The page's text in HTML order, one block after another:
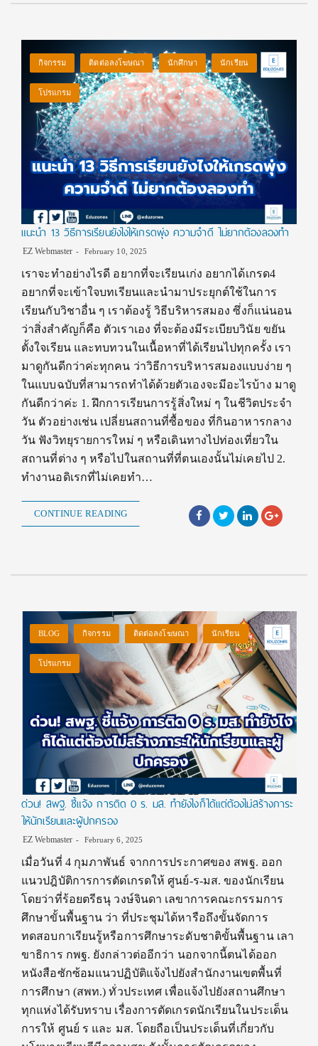
กิจกรรม ติดต่อลงโฆษณา นักศึกษา นักเรียน
โปรแกรม
แนะนำ 13 วิธีการเรียนยังไงให้เกรดพุ่ง ความจำดี ไม่ยากต้องลองทำ
EZ Webmaster February 10, 2025
เราจะทำอย่างไรดี อยากที่จะเรียนเก่ง อยากได้เกรด4
อยากที่จะเข้าใจบทเรียนและนำมาประยุกต์ใช้ในการ
เรียนกับวิชาอื่น ๆ เราต้องรู้ วิธีบริหารสมอง ซึ่งก็แน่นอน
ว่าสิ่งสำคัญก็คือ ตัวเราเอง ที่จะต้องมีระเบียบวินัย ขยัน
ตั้งใจเรียน และทบทวนในเนื้อหาที่ได้เรียนไปทุกครั้ง เรา
มาดูกันดีกว่าค่ะทุกคน ว่าวิธีการบริหารสมองแบบง่าย ๆ
ในแบบฉบับที่สามารถทำได้ด้วยตัวเองจะมีอะไรบ้าง มาดู
กันดีกว่าค่ะ 1. ฝึกการเรียนการรู้สิ่งใหม่ ๆ ในชีวิตประจำ
วัน ตัวอย่างเช่น เปลี่ยนสถานที่ซื้อของ ที่กินอาหารกลาง
วัน ฟังวิทยุรายการใหม่ ๆ หรือเดินทางไปท่องเที่ยวใน
สถานที่ต่าง ๆ หรือไปในสถานที่ที่ตนเองนั้นไม่เคยไป 2.
ทำงานอดิเรกที่ไม่เคยทำ…
CONTINUE READING
BLOG กิจกรรม ติดต่อลงโฆษณา นักเรียน
โปรแกรม
ด่วน! สพฐ. ชี้แจ้ง การติด 0 ร. มส. ทำยังไงก็ได้แต่ต้องไม่สร้างภาระ
ให้นักเรียนและผู้ปกครอง
EZ Webmaster February 6, 2025
เมื่อวันที่ 4 กุมภาพันธ์ จากการประกาศของ สพฐ. ออก
แนวปฎิบัติการการตัดเกรดให้ ศูนย์-ร-มส. ของนักเรียน
โดยว่าที่ร้อยตรีธนุ วงษ์จินดา เลขาการคณะกรรมการ
ศึกษาขั้นพื้นฐาน ว่า ที่ประชุมได้หารือถึงขั้นจัดการ
ทดสอบกาเรียนรู้หรือการศึกษาระดับชาติขั้นพื้นฐาน เลา
ขาธิการ กพฐ. ยังกล่าวต่ออีกว่า นอกจากนี้ตนได้ออก
หนังสือซักซ้อมแนวปฏิบัติแจ้งไปยังสำนักงานเขตพื้นที่
การศึกษา (สพท.) ทั่วประเทศ เพื่อแจ้งไปยังสถานศึกษา
ทุกแห่งได้รับทราบ เรื่องการตัดเกรดนักเรียนในประเด็น
การให้ ศูนย์ ร และ มส. โดยถือเป็นประเด็นที่เกี่ยวกับ